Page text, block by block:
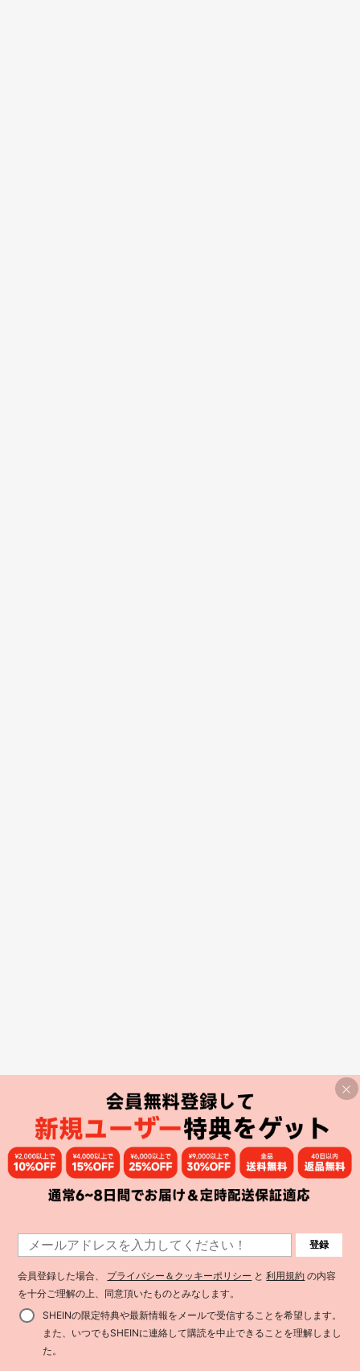
登録
会員登録した場合、 プライバシー＆クッキーポリシー と利用規約 の内容
を十分ご理解の上、同意頂いたものとみなします。
SHEINの限定特典や最新情報をメールで受信することを希望します。
また、いつでもSHEINに連絡して購読を中止できることを理解しまし
た。